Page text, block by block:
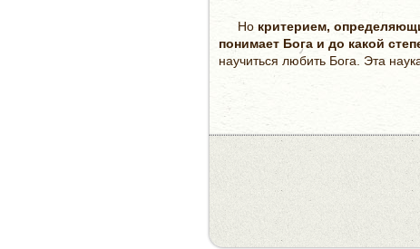
Но критерием,
понимает Бога и до какой
научиться любить Бога. Эта